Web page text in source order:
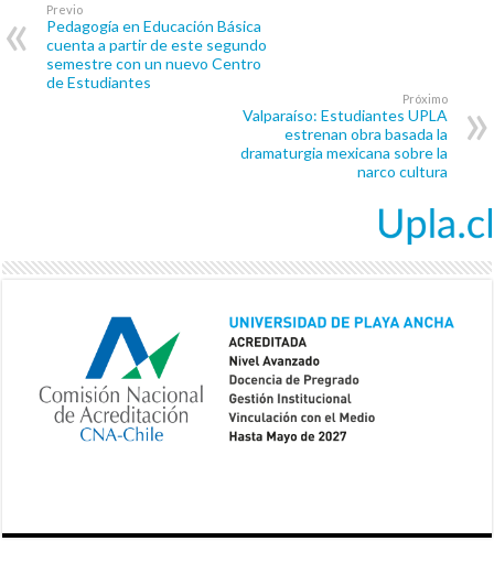
Previo
Pedagogía en Educación Básica
cuenta a partir de este segundo
semestre con un nuevo Centro
de Estudiantes
Próximo
Valparaíso: Estudiantes UPLA
estrenan obra basada la
dramaturgia mexicana sobre la
narco cultura